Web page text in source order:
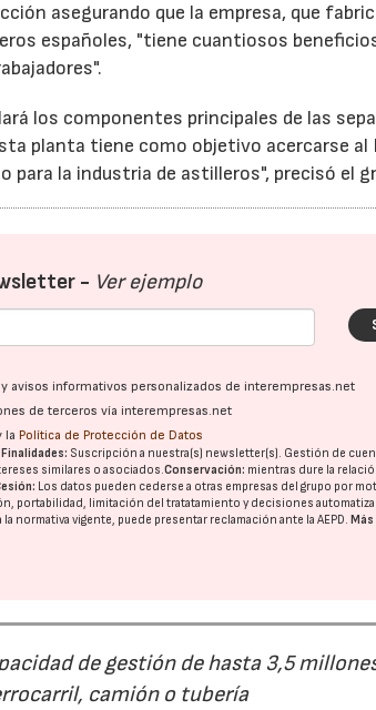
asegurando que la empresa, que
españoles, "tiene cuantiosos
los componentes principales de las
planta tiene como objetivo acercarse
para la industria de astilleros", precisó el
- Ver ejemplo
avisos informativos personalizados de interempresas.net
de terceros vía interempresas.net
la Política de Protección de Datos
Finalidades: Suscripción a nuestra(s) newsletter(s). Gestión de
similares o asociados.Conservación: mientras dure la
Los datos pueden cederse a otras empresas del grupo por
portabilidad, limitación del tratatamiento y decisiones
normativa vigente, puede presentar reclamación ante laAEPD.
de gestión de hasta 3,5
camión o tubería